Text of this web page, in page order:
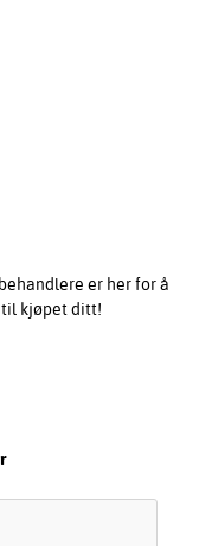
er her for å
til kjøpet ditt!